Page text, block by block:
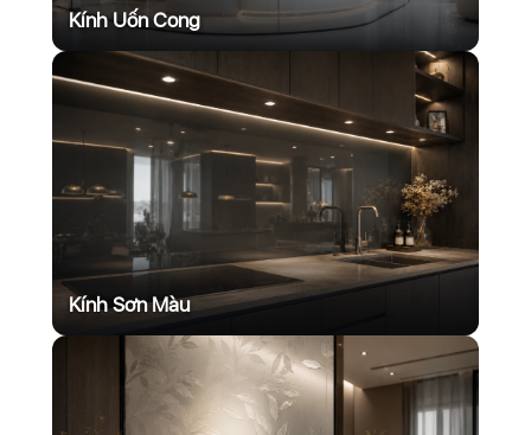
Kính Uốn Cong
Kính Sơn Màu